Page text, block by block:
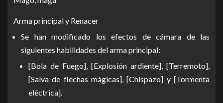
Arma principal y Renacer
Se han modificado los efectos de cámara de las
siguientes habilidades del arma principal:
[Bola de Fuego], [Explosión ardiente], [Terremoto],
[Salva de flechas mágicas], [Chispazo] y [Tormenta
eléctrica].